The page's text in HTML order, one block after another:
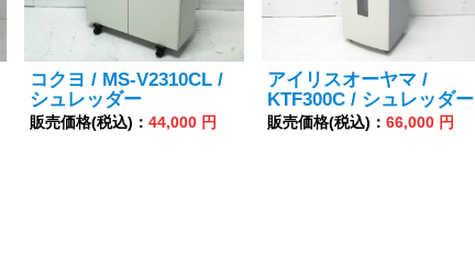
コクヨ / MS-V2310CL /
シュレッダー
販売価格(税込)： 44,000 円
アイリスオーヤマ /
KTF300C / シュレッダー
販売価格(税込)： 66,000 円